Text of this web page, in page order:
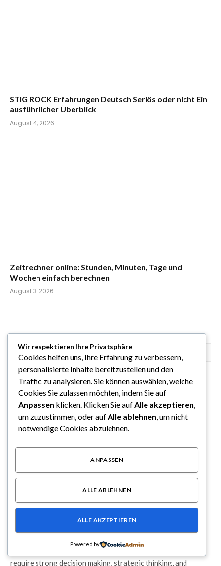
STIG ROCK Erfahrungen Deutsch Seriös oder nicht Ein
ausführlicher Überblick
August 4, 2026
Zeitrechner online: Stunden, Minuten, Tage und
Wochen einfach berechnen
August 3, 2026
AKTUELLEARTIKEL
Trusted Uiwang Business Trip Massage with
Professional Therapists
BySophie Baumann August 7, 2026 0
Corporate leaders carry significant responsibilities that
require strong decision making, strategic thinking, and
Wir respektieren Ihre Privatsphäre
Cookies helfen uns, Ihre Erfahrung zu verbessern,
personalisierte Inhalte bereitzustellen und den
Traffic zu analysieren. Sie können auswählen, welche
Cookies Sie zulassen möchten, indem Sie auf
Anpassen klicken. Klicken Sie aufAlle akzeptieren,
um zuzustimmen, oder aufAlle ablehnen, um nicht
notwendige Cookies abzulehnen.
ANPASSEN
ALLE ABLEHNEN
ALLE AKZEPTIEREN
Powered by